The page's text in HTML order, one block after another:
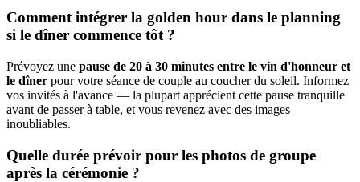
Comment intégrer la golden hour dans le planning
si le dîner commence tôt ?
Prévoyez une pause de 20 à 30 minutes entre le vin d'honneur et
le dîner pour votre séance de couple au coucher du soleil. Informez
vos invités à l'avance — la plupart apprécient cette pause tranquille
avant de passer à table, et vous revenez avec des images
inoubliables.
Quelle durée prévoir pour les photos de groupe
après la cérémonie ?